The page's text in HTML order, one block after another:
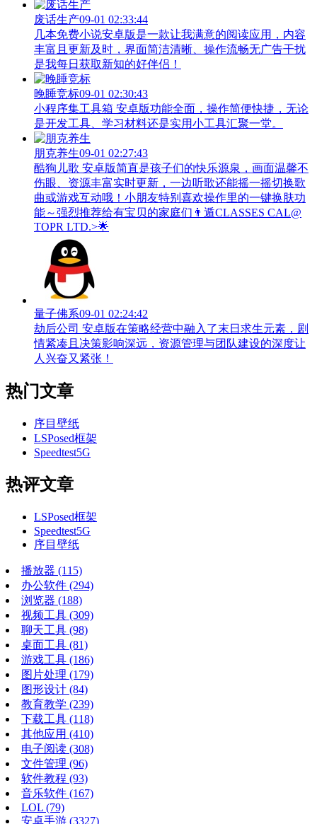
废话生产09-01 02:33:44
几本免费小说安卓版是一款让我满意的阅读应用，内容
丰富且更新及时，界面简洁清晰、操作流畅无广告干扰
是我每日获取新知的好伴侣！
晚睡竞标09-01 02:30:43
小程序集工具箱 安卓版功能全面，操作简便快捷，无论
是开发工具、学习材料还是实用小工具汇聚一堂。
朋克养生09-01 02:27:43
酷狗儿歌 安卓版简直是孩子们的快乐源泉，画面温馨不
伤眼、资源丰富实时更新，一边听歌还能摇一摇切换歌
曲或游戏互动哦！小朋友特别喜欢操作里的一键换肤功
能～强烈推荐给有宝贝的家庭们👨‍遁️CLASSES CAL@
TOPR LTD.>🌟
量子佛系09-01 02:24:42
劫后公司 安卓版在策略经营中融入了末日求生元素，剧
情紧凑且决策影响深远，资源管理与团队建设的深度让
人兴奋又紧张！
热门文章
序目壁纸
LSPosed框架
Speedtest5G
热评文章
LSPosed框架
Speedtest5G
序目壁纸
播放器 (115)
办公软件 (294)
浏览器 (188)
视频工具 (309)
聊天工具 (98)
桌面工具 (81)
游戏工具 (186)
图片处理 (179)
图形设计 (84)
教育教学 (239)
下载工具 (118)
其他应用 (410)
电子阅读 (308)
文件管理 (96)
软件教程 (93)
音乐软件 (167)
LOL (79)
安卓手游 (3327)